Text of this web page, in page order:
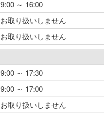
9:00 ～ 16:00
お取り扱いしません
お取り扱いしません
9:00 ～ 17:30
9:00 ～ 17:00
お取り扱いしません